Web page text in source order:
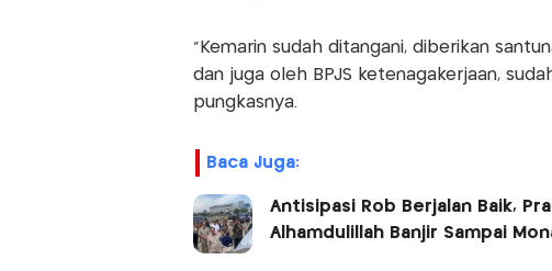
"Kemarin sudah ditangani, diberikan
dan juga oleh BPJS ketenagakerjaan,
pungkasnya.
Baca Juga:
Antisipasi Rob Berjalan Baik,
Alhamdulillah Banjir Sampai